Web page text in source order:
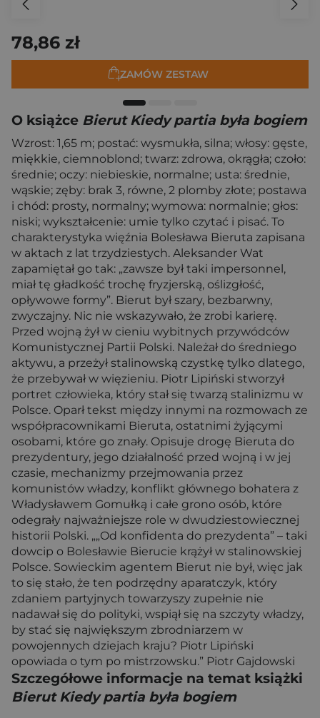
78,86 zł
ZAMÓW ZESTAW
O książce Bierut Kiedy partia była bogiem
Wzrost: 1,65 m; postać: wysmukła, silna; włosy: gęste,
miękkie, ciemnoblond; twarz: zdrowa, okrągła; czoło:
średnie; oczy: niebieskie, normalne; usta: średnie,
wąskie; zęby: brak 3, równe, 2 plomby złote; postawa
i chód: prosty, normalny; wymowa: normalnie; głos:
niski; wykształcenie: umie tylko czytać i pisać. To
charakterystyka więźnia Bolesława Bieruta zapisana
w aktach z lat trzydziestych. Aleksander Wat
zapamiętał go tak: „zawsze był taki impersonnel,
miał tę gładkość trochę fryzjerską, oślizgłość,
opływowe formy”. Bierut był szary, bezbarwny,
zwyczajny. Nic nie wskazywało, że zrobi karierę.
Przed wojną żył w cieniu wybitnych przywódców
Komunistycznej Partii Polski. Należał do średniego
aktywu, a przeżył stalinowską czystkę tylko dlatego,
że przebywał w więzieniu. Piotr Lipiński stworzył
portret człowieka, który stał się twarzą stalinizmu w
Polsce. Oparł tekst między innymi na rozmowach ze
współpracownikami Bieruta, ostatnimi żyjącymi
osobami, które go znały. Opisuje drogę Bieruta do
prezydentury, jego działalność przed wojną i w jej
czasie, mechanizmy przejmowania przez
komunistów władzy, konflikt głównego bohatera z
Władysławem Gomułką i całe grono osób, które
odegrały najważniejsze role w dwudziestowiecznej
historii Polski. „„Od konfidenta do prezydenta” – taki
dowcip o Bolesławie Bierucie krążył w stalinowskiej
Polsce. Sowieckim agentem Bierut nie był, więc jak
to się stało, że ten podrzędny aparatczyk, który
zdaniem partyjnych towarzyszy zupełnie nie
nadawał się do polityki, wspiął się na szczyty władzy,
by stać się największym zbrodniarzem w
powojennych dziejach kraju? Piotr Lipiński
opowiada o tym po mistrzowsku.” Piotr Gajdowski
Szczegółowe informacje na temat książki
Bierut Kiedy partia była bogiem